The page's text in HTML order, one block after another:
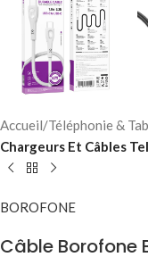
Accueil Téléphonie &
Chargeurs Et Câbles Tel
BOROFONE
Câble Borofone